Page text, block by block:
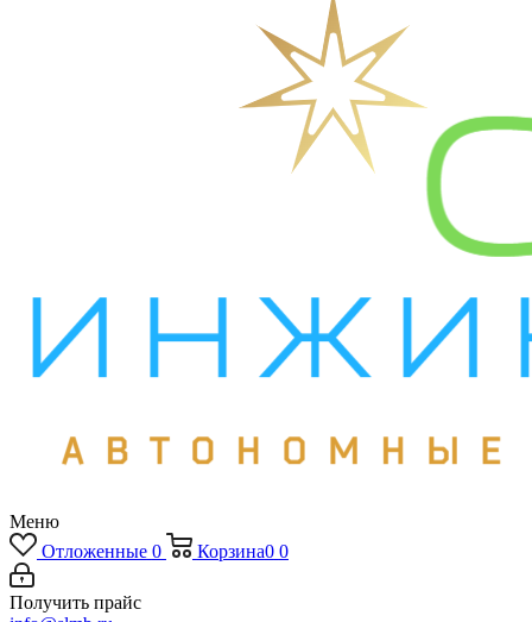
Меню
Отложенные 0 Корзина0 0
Получить прайс